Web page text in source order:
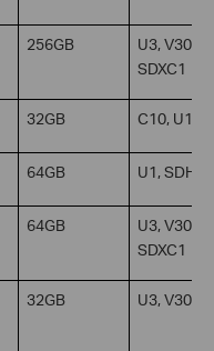
256GB
U3, V30,
SDXC1
32GB C10, U1,
64GB U1, SDHC
64GB
U3, V30,
SDXC1
32GB U3, V30,